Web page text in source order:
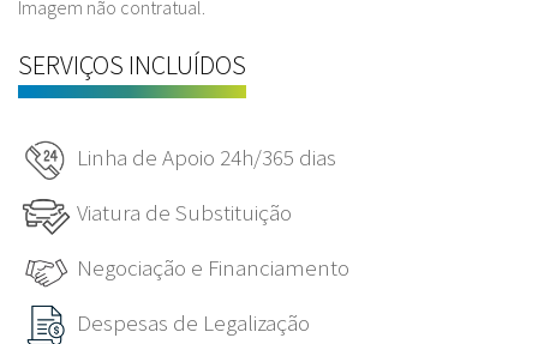
Imagem não contratual.
SERVIÇOS INCLUÍDOS
Linha de Apoio 24h/365 dias
Viatura de Substituição
Negociação e Financiamento
Despesas de Legalização